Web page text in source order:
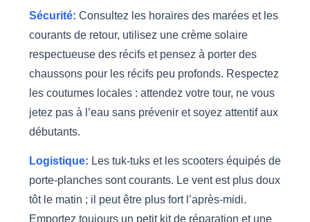
Sécurité: Consultez les horaires des marées et les
courants de retour, utilisez une crème solaire
respectueuse des récifs et pensez à porter des
chaussons pour les récifs peu profonds. Respectez
les coutumes locales : attendez votre tour, ne vous
jetez pas à l’eau sans prévenir et soyez attentif aux
débutants.
Logistique: Les tuk-tuks et les scooters équipés de
porte-planches sont courants. Le vent est plus doux
tôt le matin ; il peut être plus fort l’après-midi.
Emportez toujours un petit kit de réparation et une